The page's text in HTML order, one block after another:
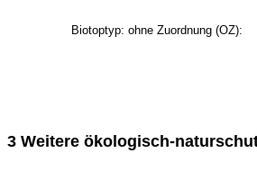
Biotoptyp: ohne Zuordnung (OZ):
3 Weitere ökologisch-